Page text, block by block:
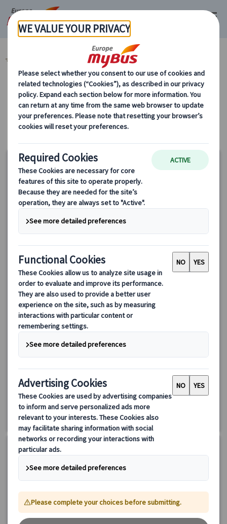
マイバス・ヨーロッパ 日帰り観光ツアー (16)
カテゴリーから探す
日帰り観光ツアー
20%
OFF
【ミュンヘン発】ノイシュバンシュタイン城ツアー｜リンダー
ホーフ城＆ヴィース教会 世界遺産巡り（日本語ガイド・シャ
トルバス込み）
ミュンヘン発の日帰りバスツアーでドイツの世界遺産を満喫！ノ
イシュバンシュタイン城、リンダーホーフ城、ヴィース教会の入
フ城ヴィーナスの洞窟も体験可能。効率よく絶景と名所を巡れる
充実ツアーです。
詳細を見る
🔶通常プラン:
《8～9月》火・水・木曜日、8/8～10・14～16、9/19～21
《10月》 火・木曜日
《11月》23・24・26・28~30
《12月》月・火・木・土・日曜日、12/23・30
《1月》2・3・4
《2～3月》火・木・日曜日、2/8
※除外日は空席カレンダーをご覧ください。
催行確定日
8月8日～14日、16日、19日、20日、25日、27日、9月17日、21
限定プラン:
《8月》3・17・24・31
《9月》7・14
約11時間30分